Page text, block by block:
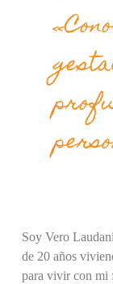
Soy Vero
de 20 años
para vivir con mi